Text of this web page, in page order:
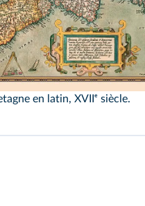
History Archive/AKG
en latin, XVIIᵉ siècle.